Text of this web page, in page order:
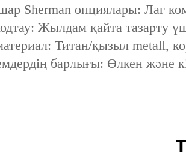
Sherman опциялары: Лаг
Жылдам қайта тазарту
Титан/қызыл metall,
барлығы: Өлкен және